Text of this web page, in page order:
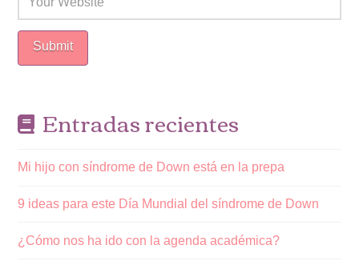
Entradas recientes
Mi hijo con síndrome de Down está en la prepa
9 ideas para este Día Mundial del síndrome de Down
¿Cómo nos ha ido con la agenda académica?